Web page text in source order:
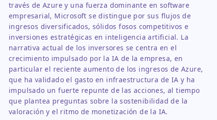
través de Azure y una fuerza dominante en software
empresarial, Microsoft se distingue por sus flujos de
ingresos diversificados, sólidos fosos competitivos e
inversiones estratégicas en inteligencia artificial. La
narrativa actual de los inversores se centra en el
crecimiento impulsado por la IA de la empresa, en
particular el reciente aumento de los ingresos de Azure,
que ha validado el gasto en infraestructura de IA y ha
impulsado un fuerte repunte de las acciones, al tiempo
que plantea preguntas sobre la sostenibilidad de la
valoración y el ritmo de monetización de la IA.